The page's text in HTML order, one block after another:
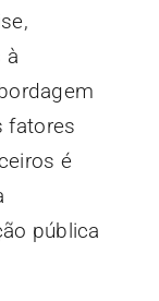
à
fatores
é
pública